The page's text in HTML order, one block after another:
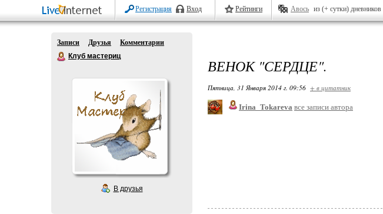
Регистрация Вход Рейтинги Авось из (+ сутки) дневников
Записи Друзья
Комментарии
Клуб мастериц
В друзья
ВЕНОК "СЕРДЦЕ".
Пятница, 31 Января 2014 г. 09:56 + в цитатник
Irina_Tokareva все записи автора